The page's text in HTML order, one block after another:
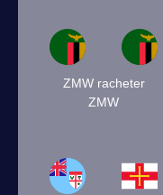
ZMW racheter
ZMW